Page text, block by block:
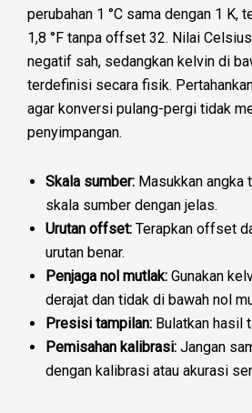
perubahan 1 °C sama dengan 1 K,
1,8 °F tanpa offset 32. Nilai
negatif sah, sedangkan kelvin di
terdefinisi secara fisik.
agar konversi pulang-pergi tidak
penyimpangan.
Skala sumber: Masukkan angka
skala sumber dengan jelas.
Urutan offset: Terapkan offset
urutan benar.
Penjaga nol mutlak: Gunakan
derajat dan tidak di bawah nol
Presisi tampilan: Bulatkan hasil
Pemisahan kalibrasi: Jangan
dengan kalibrasi atau akurasi